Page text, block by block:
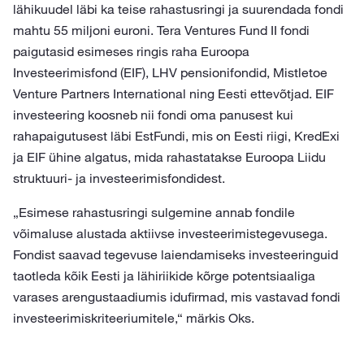
lähikuudel läbi ka teise rahastusringi ja suurendada fondi
mahtu 55 miljoni euroni. Tera Ventures Fund II fondi
paigutasid esimeses ringis raha Euroopa
Investeerimisfond (EIF), LHV pensionifondid, Mistletoe
Venture Partners International ning Eesti ettevõtjad. EIF
investeering koosneb nii fondi oma panusest kui
rahapaigutusest läbi EstFundi, mis on Eesti riigi, KredExi
ja EIF ühine algatus, mida rahastatakse Euroopa Liidu
struktuuri- ja investeerimisfondidest.
„Esimese rahastusringi sulgemine annab fondile
võimaluse alustada aktiivse investeerimistegevusega.
Fondist saavad tegevuse laiendamiseks investeeringuid
taotleda kõik Eesti ja lähiriikide kõrge potentsiaaliga
varases arengustaadiumis idufirmad, mis vastavad fondi
investeerimiskriteeriumitele,“ märkis Oks.